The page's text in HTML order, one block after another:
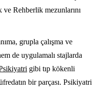
Rehberlik mezunlarını
grupla çalışma ve
de uygulamalı stajlarda
gibi tıp kökenli
bir parçası. Psikiyatri